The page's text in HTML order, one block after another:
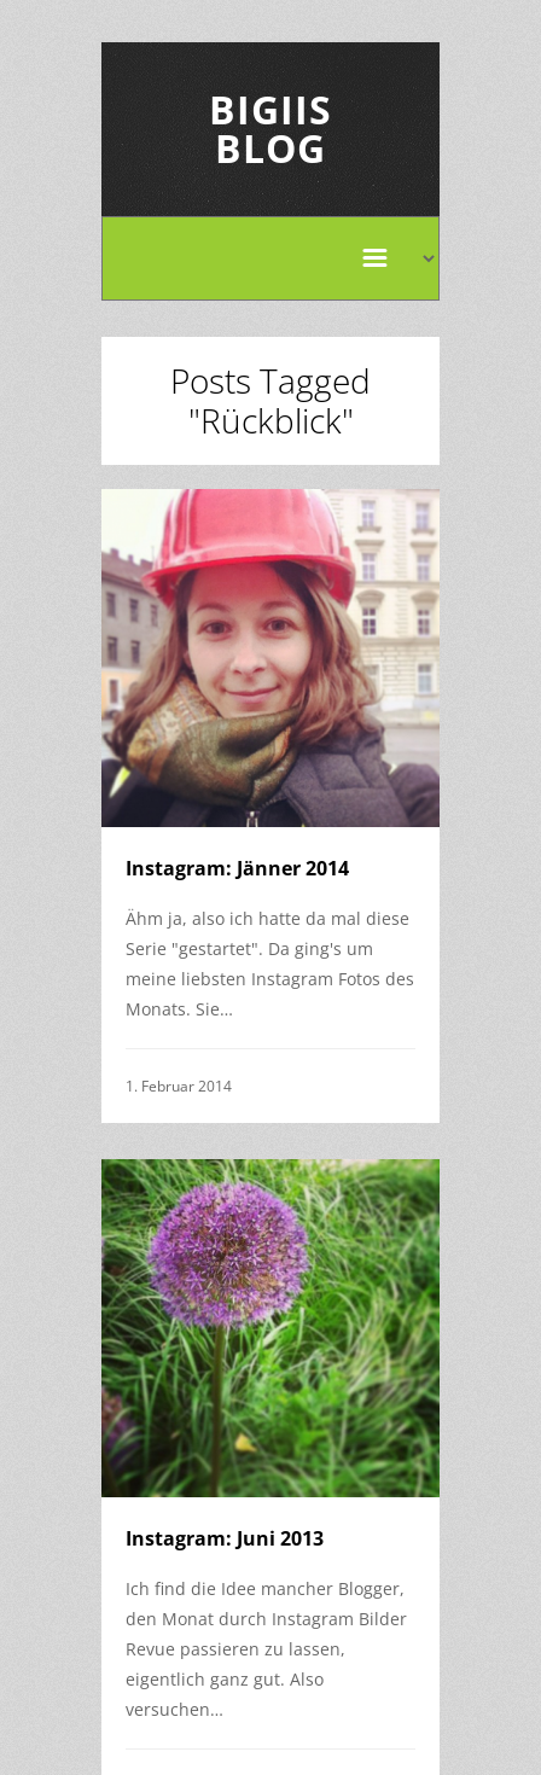
BIGIIS
BLOG
Posts Tagged
"Rückblick"
Instagram: Jänner 2014
Ähm ja, also ich hatte da mal diese
Serie "gestartet". Da ging's um
meine liebsten Instagram Fotos des
Monats. Sie…
1. Februar 2014
Instagram: Juni 2013
Ich find die Idee mancher Blogger,
den Monat durch Instagram Bilder
Revue passieren zu lassen,
eigentlich ganz gut. Also
versuchen…